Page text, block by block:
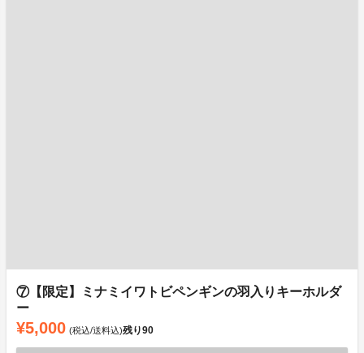
⑦【限定】ミナミイワトビペンギンの羽入りキーホルダ
ー
¥5,000 (税込/送料込)残り90